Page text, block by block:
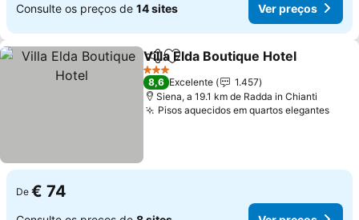
Consulte os preços de 14 sites Ver preços
PartilharAdicionar aos favoritos
Villa Elda Boutique Hotel
3 Estrelas
8,6 Excelente
1.457
Siena, a 19.1 km de Radda in Chianti
Pisos aquecidos em quartos elegantes
De € 74